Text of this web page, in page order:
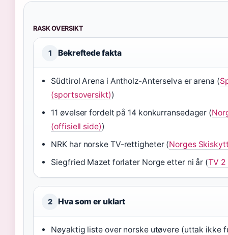
RASK OVERSIKT
1 Bekreftede fakta
Südtirol Arena i Antholz-Anterselva er arena (
(sportsoversikt))
11 øvelser fordelt på 14 konkurransedager (
(offisiell side))
NRK har norske TV-rettigheter (Norges
Siegfried Mazet forlater Norge etter ni år (TV 2
2 Hva som er uklart
Nøyaktig liste over norske utøvere (uttak ikke